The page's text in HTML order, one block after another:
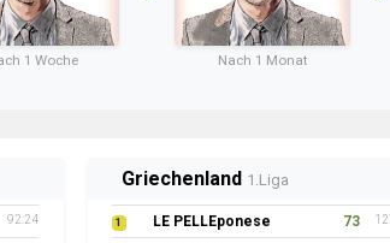
1 Woche Nach 1 Monat
92:24
Griechenland 1.Liga
1 LE PELLEponese 73